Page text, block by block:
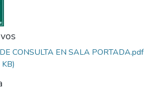
CONSULTA EN SALA PORTADA.pdf